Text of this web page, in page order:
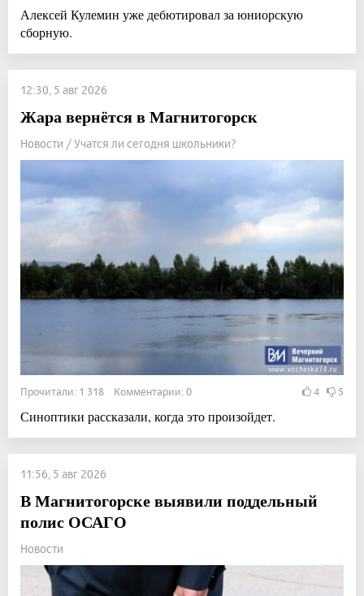
Алексей Кулемин уже дебютировал за юниорскую
сборную.
12:30, 5 авг 2026
Жара вернётся в Магнитогорск
Новости / Учатся ли сегодня школьники?
Прочитали: 1 318 Комментарии: 0 4 5
Синоптики рассказали, когда это произойдет.
11:56, 5 авг 2026
В Магнитогорске выявили поддельный
полис ОСАГО
Новости